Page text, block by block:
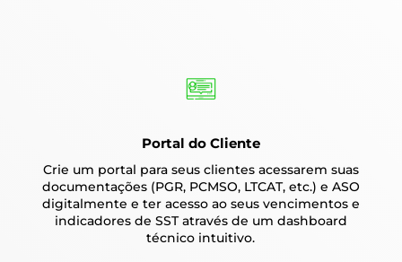
Portal do Cliente
Crie um portal para seus clientes acessarem suas
documentações (PGR, PCMSO, LTCAT, etc.) e ASO
digitalmente e ter acesso ao seus vencimentos e
indicadores de SST através de um dashboard
técnico intuitivo.